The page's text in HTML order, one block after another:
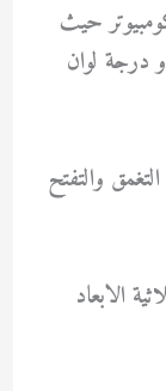
حيث
و درجة لوان
والتفتح
الابعاد